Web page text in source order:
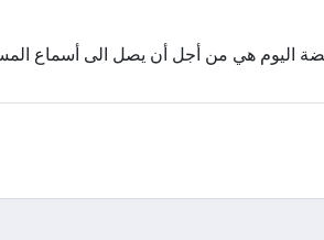
اليوم هي من أجل أن يصل الى أسماع